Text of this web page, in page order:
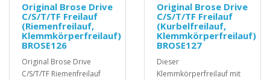
Original Brose Drive
C/S/T/TF Freilauf
(Riemenfreilauf,
Klemmkörperfreilauf)
BROSE126
Original Brose Drive
C/S/T/TF Riemenfreilauf
Original Brose Drive
C/S/T/TF Freilauf
(Kurbelfreilauf,
Klemmkörperfreilauf)
BROSE127
Dieser
Klemmkörperfreilauf mit